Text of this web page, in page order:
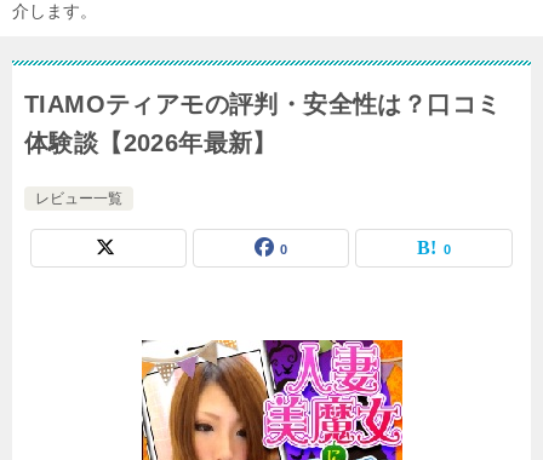
介します。
TIAMOティアモの評判・安全性は？口コミ
体験談【2026年最新】
レビュー一覧
0 0